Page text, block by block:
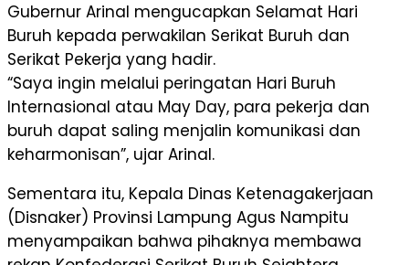
Gubernur Arinal mengucapkan Selamat Hari
Buruh kepada perwakilan Serikat Buruh dan
Serikat Pekerja yang hadir.
“Saya ingin melalui peringatan Hari Buruh
Internasional atau May Day, para pekerja dan
buruh dapat saling menjalin komunikasi dan
keharmonisan”, ujar Arinal.
Sementara itu, Kepala Dinas Ketenagakerjaan
(Disnaker) Provinsi Lampung Agus Nampitu
menyampaikan bahwa pihaknya membawa